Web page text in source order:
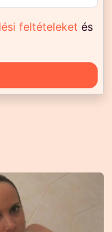
feltételeket és